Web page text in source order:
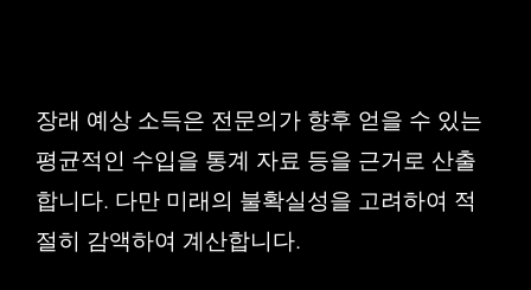
장래 예상 소득은 전문의가 향후 얻을 수 있는
평균적인 수입을 통계 자료 등을 근거로 산출
합니다. 다만 미래의 불확실성을 고려하여 적
절히 감액하여 계산합니다.